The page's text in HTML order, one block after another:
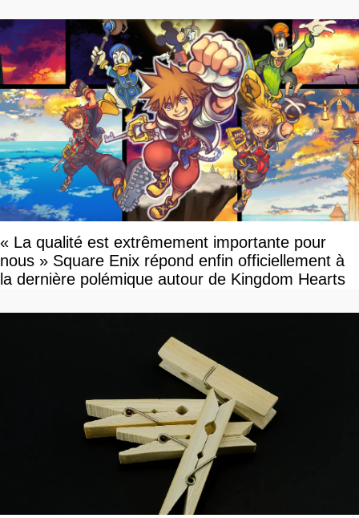
« La qualité est extrêmement importante pour
nous » Square Enix répond enfin officiellement à
la dernière polémique autour de Kingdom Hearts